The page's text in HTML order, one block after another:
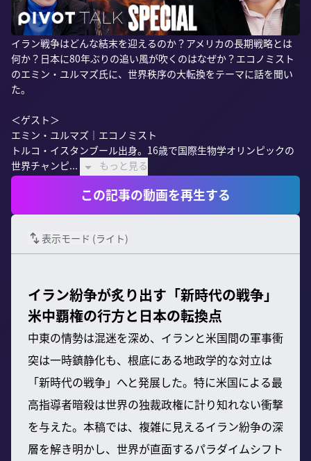
イラン戦争はどんな結末を迎えるのか？アメリカの長期戦略とは
何か？日本に80年ぶりの追い風が吹くのはなぜか？エコノミスト
のエミン・ユルマズ氏に、世界秩序の大転換をテーマに話を聞い
た。
＜ゲスト＞
エミン・ユルマズ｜エコノミスト
トルコ・イスタンブール出身。16歳で国際生物学オリンピックの
世界チャンピ...
もっと見る
この記事の動画を再生する
表示モード (ライト)
イラン紛争が炙り出す「新時代の戦争」
米中覇権の行方と日本の転換点
中東の情勢は混迷を深め、イランと米国間の軍事衝
突は一時鎮静化も、根底にある地政学的な対立は
「新時代の戦争」へと発展した。特に米国による最
高指導者暗殺は世界の独裁政権に計り知れない衝撃
を与えた。本稿では、複雑に見えるイラン紛争の深
層を解き明かし、世界が直面するパラダイムシフト